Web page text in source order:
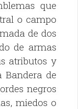
que
o campo
de dos
de armas
atributos y
de
negros
miedos o